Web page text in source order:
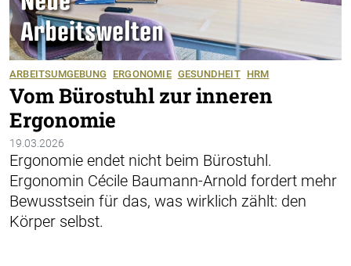
ARBEITSUMGEBUNG ERGONOMIE GESUNDHEIT HRM
Vom Bürostuhl zur inneren
Ergonomie
19.03.2026
Ergonomie endet nicht beim Bürostuhl.
Ergonomin Cécile Baumann-Arnold ­fordert mehr
Bewusstsein für das, was wirklich zählt: den
Körper selbst.